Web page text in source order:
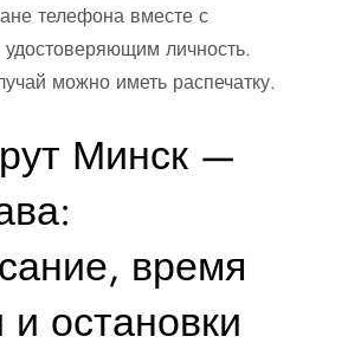
телефона вместе с
личность.
можно иметь распечатку.
Минск —
время
и остановки